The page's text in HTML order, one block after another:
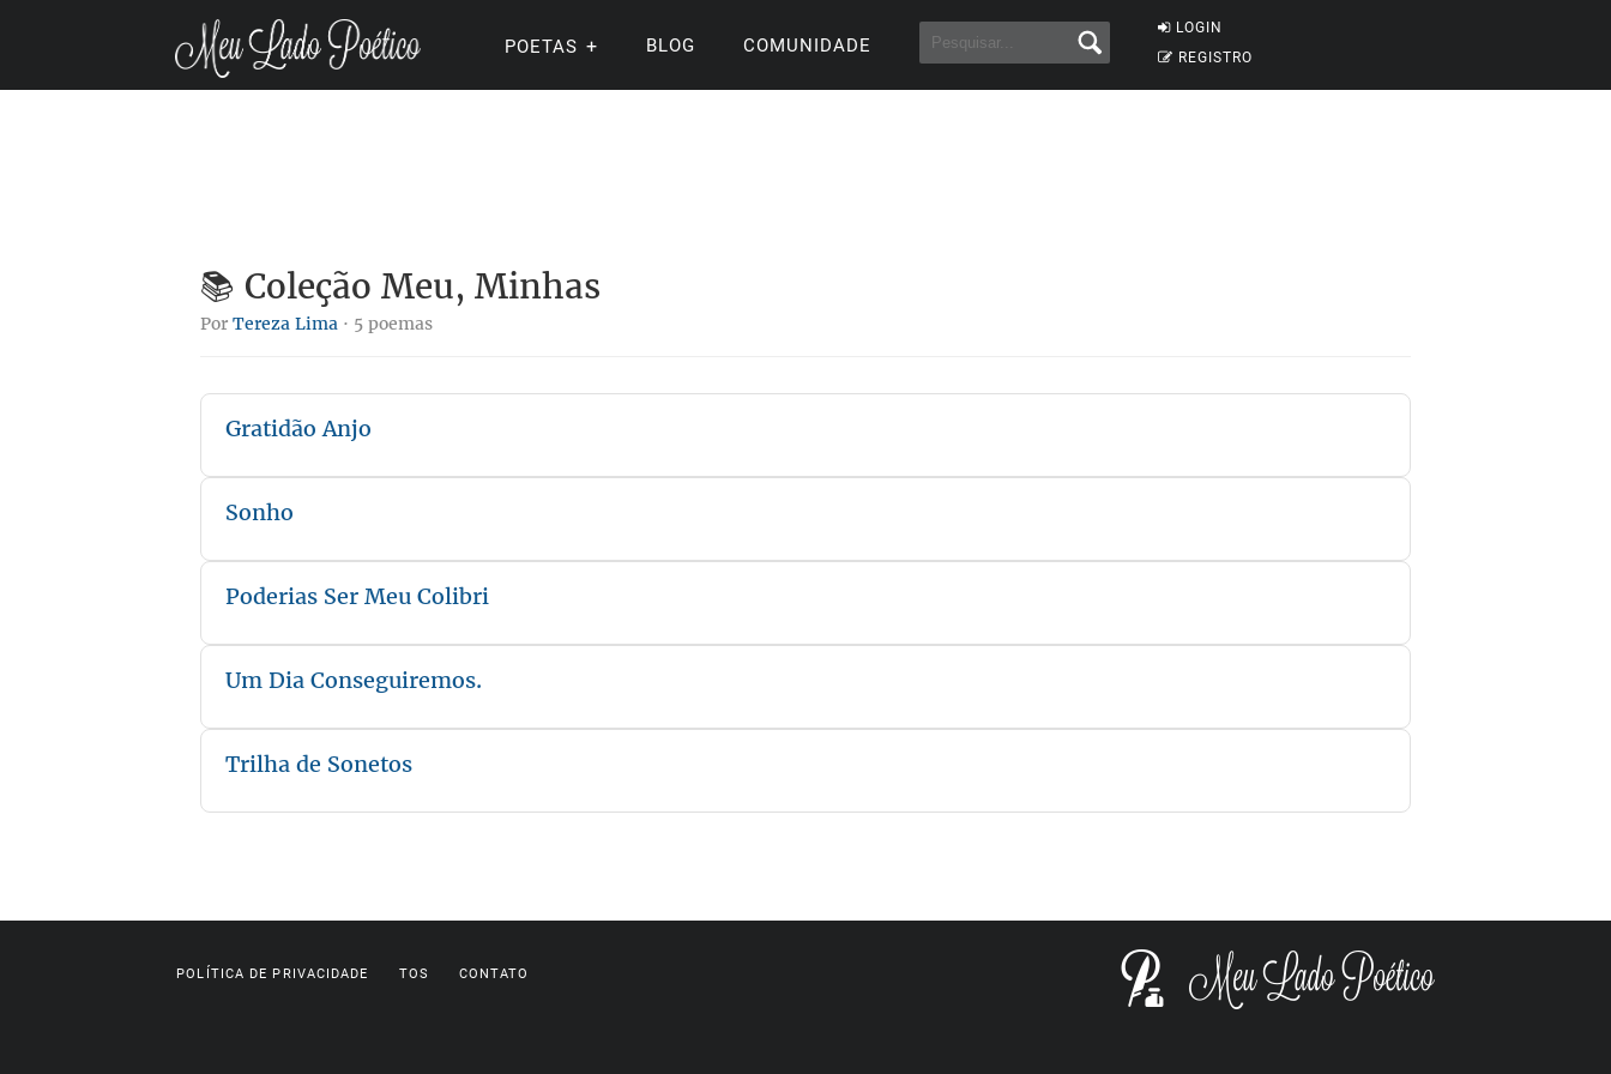
LOGIN
REGISTRO
POETAS BLOG COMUNIDADE
📚 Coleção Meu, Minhas
PorTereza Lima · 5 poemas
Gratidão Anjo
Sonho
Poderias Ser Meu Colibri
Um Dia Conseguiremos.
Trilha de Sonetos
POLÍTICA DE PRIVACIDADE TOS CONTATO